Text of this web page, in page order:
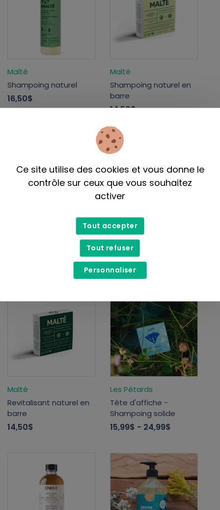
Malté
Shampoing naturel
16,50$
Malté
Shampoing naturel en
barre
14,50$
Chanv
Shampoing
21,99$
Malté
Revitalisant naturel en
barre
14,50$
Les Pétards
Tête d'affiche -
Shampoing solide
15,99$ - 24,99$
Ce site utilise des cookies et vous donne le
contrôle sur ceux que vous souhaitez
activer
Tout accepter
Tout refuser
Personnaliser